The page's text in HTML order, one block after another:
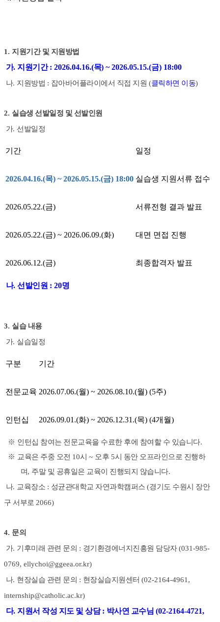
1. 지원기간 및 지원방법
가. 지원기간: 2026.04.16.(목) ~ 2026.05.15.(금) 18:00
나. 지원방법 : 잡아바어플라이에서 직접 지원 (클릭하면 이동)
2. 실습생 선발일정 및 선발인원
가. 선발일정
기간 일정
2026.04.16.(목) ~ 2026.05.15.(금) 18:00 실습생 지원서류 접수
2026.05.22.(금) 서류전형 결과 발표
2026.05.22.(금) ~ 2026.06.09.(화) 대면 면접 진행
2026.06.12.(금) 최종합격자 발표
나. 선발인원 : 20명
3. 실습 내용
가. 실습일정
구분 기간
전문교육 2026.07.06.(월) ~ 2026.08.10.(월) (5주)
인턴십 2026.09.01.(화) ~ 2026.12.31.(목) (4개월)
※ 인턴십 참여는 전문교육을 수료한 후에 참여할 수 있습니다.
※ 교육은 주중 오전 10시 ~ 오후 5시 동안 오프라인으로 진행하
며, 주말 및 공휴일은 교육이 진행되지 않습니다.
나. 교육장소 : 성균관대학교 자연과학캠퍼스 (경기도 수원시 장안
구 서부로 2066)
4. 문의
가. 기후미래 관련 문의 : 경기환경에너지진흥원 담당자(031-985-
0769, ellychoi@ggeea.or.kr)
나. 현장실습 관련 문의 : 현장실습지원센터 (02-2164-4961,
internship@catholic.ac.kr)
다. 지원서 작성 지도 및 상담: 박사연 교수님 (02-2164-4721,